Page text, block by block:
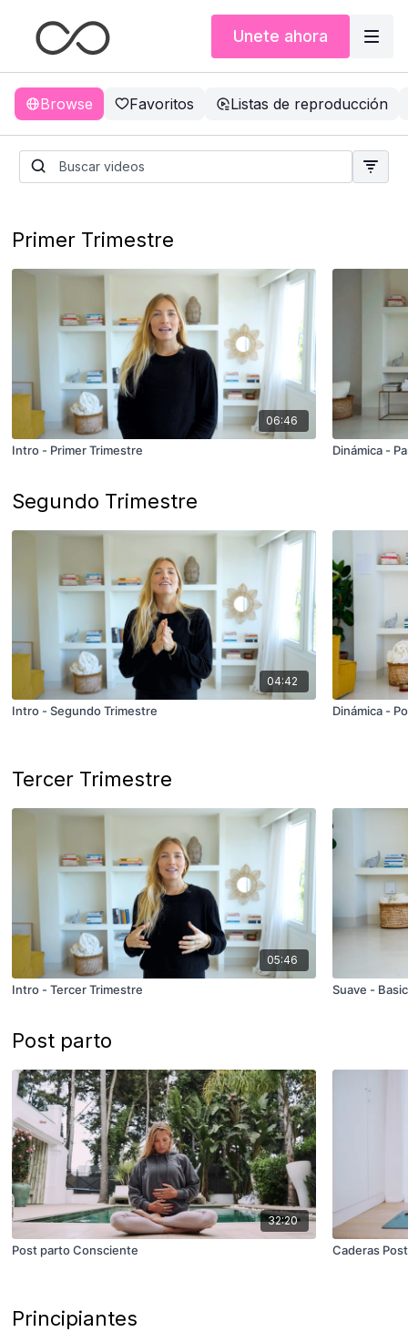
Unete ahora
Browse Favoritos Listas de reproducción
Primer Trimestre
06:46
Intro - Primer Trimestre Dinámica -
Segundo Trimestre
04:42
Intro - Segundo Trimestre Dinámica -
Tercer Trimestre
05:46
Intro - Tercer Trimestre Suave -
Post parto
32:20
Post parto Consciente Caderas
Principiantes